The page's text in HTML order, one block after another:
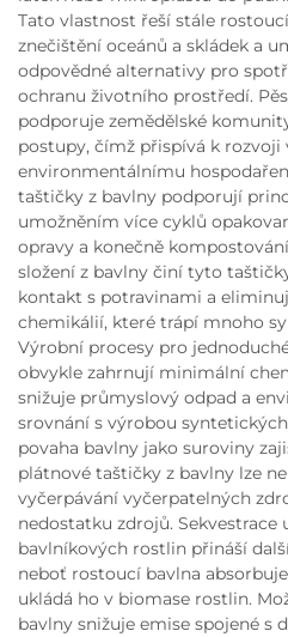
Tato vlastnost řeší stále
znečištění oceánů a skládek a
odpovědné alternativy pro
ochranu životního prostředí.
podporuje zemědělské
postupy, čímž přispívá k
environmentálnímu
taštičky z bavlny podporují
umožněním více cyklů
opravy a konečně
složení z bavlny činí tyto
kontakt s potravinami a
chemikálií, které trápí mnoho
Výrobní procesy pro
obvykle zahrnují minimální
snižuje průmyslový odpad a
srovnání s výrobou
povaha bavlny jako suroviny
plátnové taštičky z bavlny lze
vyčerpávání vyčerpatelných
nedostatku zdrojů.
bavlníkových rostlin přináší
neboť rostoucí bavlna
ukládá ho v biomase rostlin.
bavlny snižuje emise spojené s